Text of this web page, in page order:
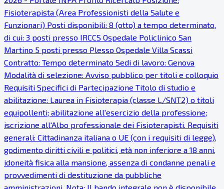
Fisioterapista (Area Professionisti della Salute e
Funzionari) Posti disponibili: 8 (otto) a tempo determinato,
di cui: 3 posti presso IRCCS Ospedale Policlinico San
Martino 5 posti presso Plesso Ospedale Villa Scassi
Contratto: Tempo determinato Sedi di lavoro: Genova
Modalità di selezione: Avviso pubblico per titoli e colloquio
Requisiti Specifici di Partecipazione Titolo di studio e
abilitazione: Laurea in Fisioterapia (classe L/SNT2) o titoli
equipollenti; abilitazione all'esercizio della professione;
iscrizione all'Albo professionale dei Fisioterapisti. Requisiti
generali: Cittadinanza italiana o UE (con i requisiti di legge),
godimento diritti civili e politici, età non inferiore a 18 anni,
idoneità fisica alla mansione, assenza di condanne penali e
provvedimenti di destituzione da pubbliche